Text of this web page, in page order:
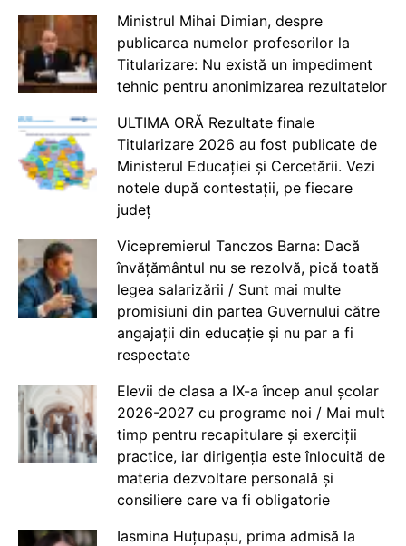
Ministrul Mihai Dimian, despre
publicarea numelor profesorilor la
Titularizare: Nu există un impediment
tehnic pentru anonimizarea rezultatelor
ULTIMA ORĂ Rezultate finale
Titularizare 2026 au fost publicate de
Ministerul Educației și Cercetării. Vezi
notele după contestații, pe fiecare
județ
Vicepremierul Tanczos Barna: Dacă
învățământul nu se rezolvă, pică toată
legea salarizării / Sunt mai multe
promisiuni din partea Guvernului către
angajații din educație și nu par a fi
respectate
Elevii de clasa a IX-a încep anul școlar
2026-2027 cu programe noi / Mai mult
timp pentru recapitulare și exerciții
practice, iar dirigenția este înlocuită de
materia dezvoltare personală și
consiliere care va fi obligatorie
Iasmina Huțupașu, prima admisă la